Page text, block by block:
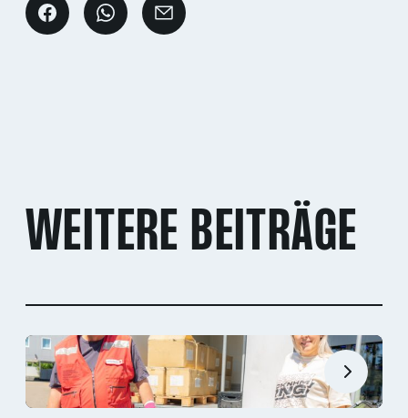
WEITERE BEITRÄGE